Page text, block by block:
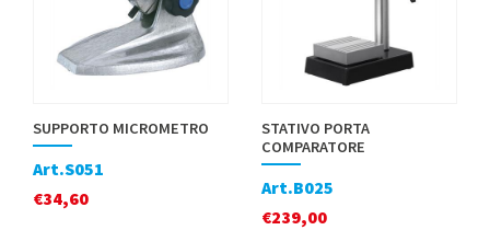
SUPPORTO MICROMETRO
Art.S051
€34,60
STATIVO PORTA
COMPARATORE
Art.B025
€239,00